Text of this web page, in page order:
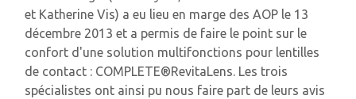
et Katherine Vis) a eu lieu en marge des AOP le 13
décembre 2013 et a permis de faire le point sur le
confort d'une solution multifonctions pour lentilles
de contact : COMPLETE®RevitaLens. Les trois
spécialistes ont ainsi pu nous faire part de leurs avis